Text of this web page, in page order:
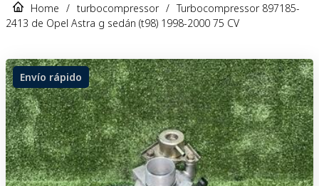
Home / turbocompressor / Turbocompressor 897185-
2413 de Opel Astra g sedán (t98) 1998-2000 75 CV
Envío rápido